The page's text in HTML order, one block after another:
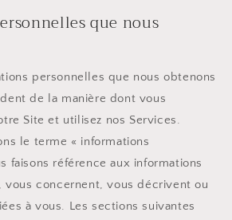
que nous
personnelles que nous obtenons
de la manière dont vous
Site et utilisez nos Services.
le terme « informations
faisons référence aux informations
concernent, vous décrivent ou
à vous. Les sections suivantes